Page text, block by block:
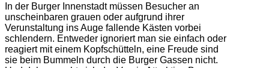
In der Burger Innenstadt müssen Besucher an
unscheinbaren grauen oder aufgrund ihrer
Verunstaltung ins Auge fallende Kästen vorbei
schlendern. Entweder ignoriert man sie einfach oder
reagiert mit einem Kopfschütteln, eine Freude sind
sie beim Bummeln durch die Burger Gassen nicht.